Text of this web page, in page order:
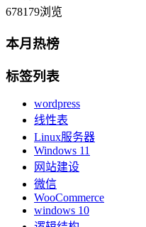
678179浏览
本月热榜
标签列表
wordpress
线性表
Linux服务器
Windows 11
网站建设
微信
WooCommerce
windows 10